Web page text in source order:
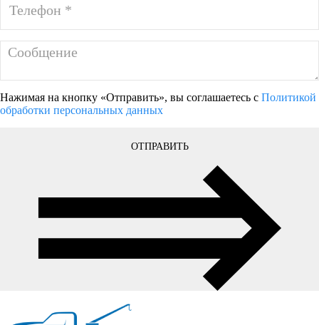
Нажимая на кнопку «Отправить», вы соглашаетесь с Политикой
обработки персональных данных
ОТПРАВИТЬ